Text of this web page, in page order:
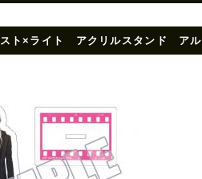
スト×ライト アクリルスタンド アル